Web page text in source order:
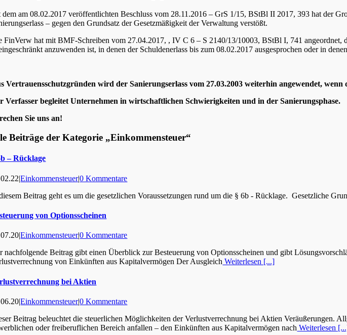
dem am 08.02.2017 veröffentlichten Beschluss vom 28.11.2016 – GrS 1/15, BStBl II 2017, 393 hat der
– gegen den Grundsatz der Gesetzmäßigkeit der Verwaltung verstößt.
FinVerw hat mit BMF-Schreiben vom 27.04.2017, , IV C 6 – S 2140/13/10003, BStBl I, 741 angeordnet,
anzuwenden ist, in denen der Schuldenerlass bis zum 08.02.2017 ausgesprochen oder in
Vertrauensschutzgründen wird der Sanierungserlass vom 27.03.2003 weiterhin angewendet,
Verfasser begleitet Unternehmen in wirtschaftlichen Schwierigkeiten und in der Sanierungsphase.
Sie uns an!
Beiträge der Kategorie „Einkommensteuer“
– Rücklage
|Einkommensteuer|0 Kommentare
Beitrag geht es um die gesetzlichen Voraussetzungen rund um die § 6b - Rücklage. Gesetzliche
von Optionsscheinen
|Einkommensteuer|0 Kommentare
nachfolgende Beitrag gibt einen Überblick zur Besteuerung von Optionsscheinen und gibt
von Einkünften aus Kapitalvermögen Der Ausgleich Weiterlesen [...]
bei Aktien
|Einkommensteuer|0 Kommentare
Beitrag beleuchtet die steuerlichen Möglichkeiten der Verlustverrechnung bei Aktien Veräußerungen.
oder freiberuflichen Bereich anfallen – den Einkünften aus Kapitalvermögen nach Weiterlesen